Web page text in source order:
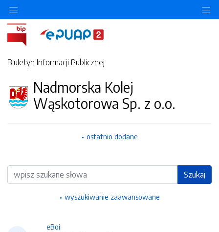
Biuletyn Informacji Publicznej
Nadmorska Kolej
Wąskotorowa Sp. z o.o.
ostatnio dodane
Wyszukiwarka Szukaj
wyszukiwanie zaawansowane
eBoi